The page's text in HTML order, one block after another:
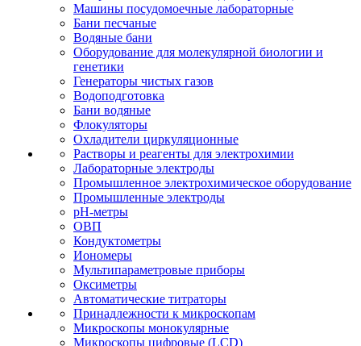
Машины посудомоечные лабораторные
Бани песчаные
Водяные бани
Оборудование для молекулярной биологии и
генетики
Генераторы чистых газов
Водоподготовка
Бани водяные
Флокуляторы
Охладители циркуляционные
Растворы и реагенты для электрохимии
Лабораторные электроды
Промышленное электрохимическое оборудование
Промышленные электроды
pH-метры
ОВП
Кондуктометры
Иономеры
Мультипараметровые приборы
Оксиметры
Автоматические титраторы
Принадлежности к микроскопам
Микроскопы монокулярные
Микроскопы цифровые (LCD)